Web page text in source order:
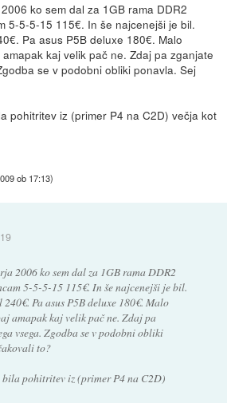
ko sem dal za 1GB rama DDR2
5-5-5-15 115€. In še najcenejši je bil.
Pa asus P5B deluxe 180€. Malo
kaj velik pač ne. Zdaj pa zganjate
se v podobni obliki ponavla. Sej
pohitritev iz (primer P4 na C2D) večja kot
ob 17:13)
2006 ko sem dal za 1GB rama DDR2
5-5-5-15 115€. In še najcenejši je bil.
Pa asus P5B deluxe 180€. Malo
amapak kaj velik pač ne. Zdaj pa
vsega. Zgodba se v podobni obliki
to?
bila pohitritev iz (primer P4 na C2D)